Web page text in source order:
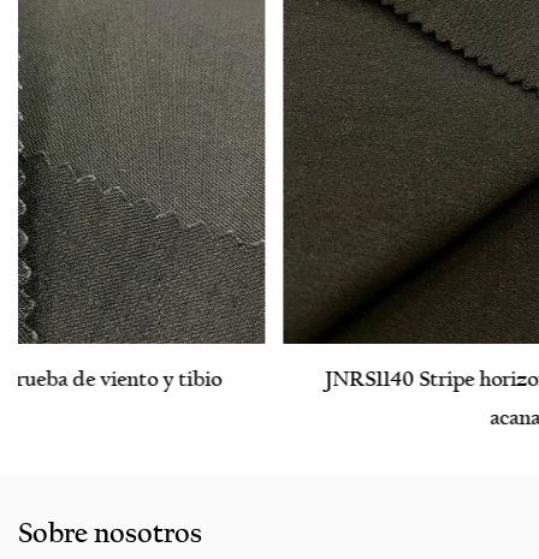
JNRS1140 Stripe horizontal paralelo bengalina
Sobre nosotros